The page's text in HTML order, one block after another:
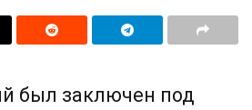
был заключен под